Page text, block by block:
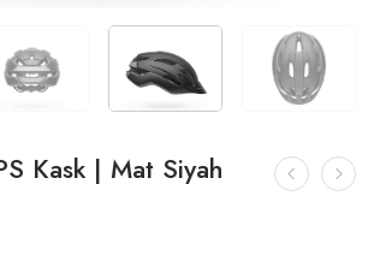
Kask | Mat Siyah